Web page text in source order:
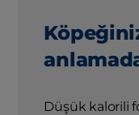
Düşük kalorili